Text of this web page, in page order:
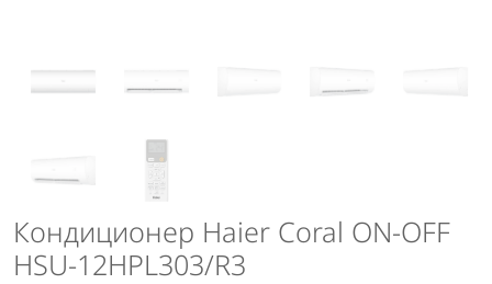
Кондиционер Haier Coral ON-OFF
HSU-12HPL303/R3